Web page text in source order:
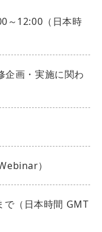
～12:00（日本時
企画・実施に関わ
）
で（日本時間 GMT